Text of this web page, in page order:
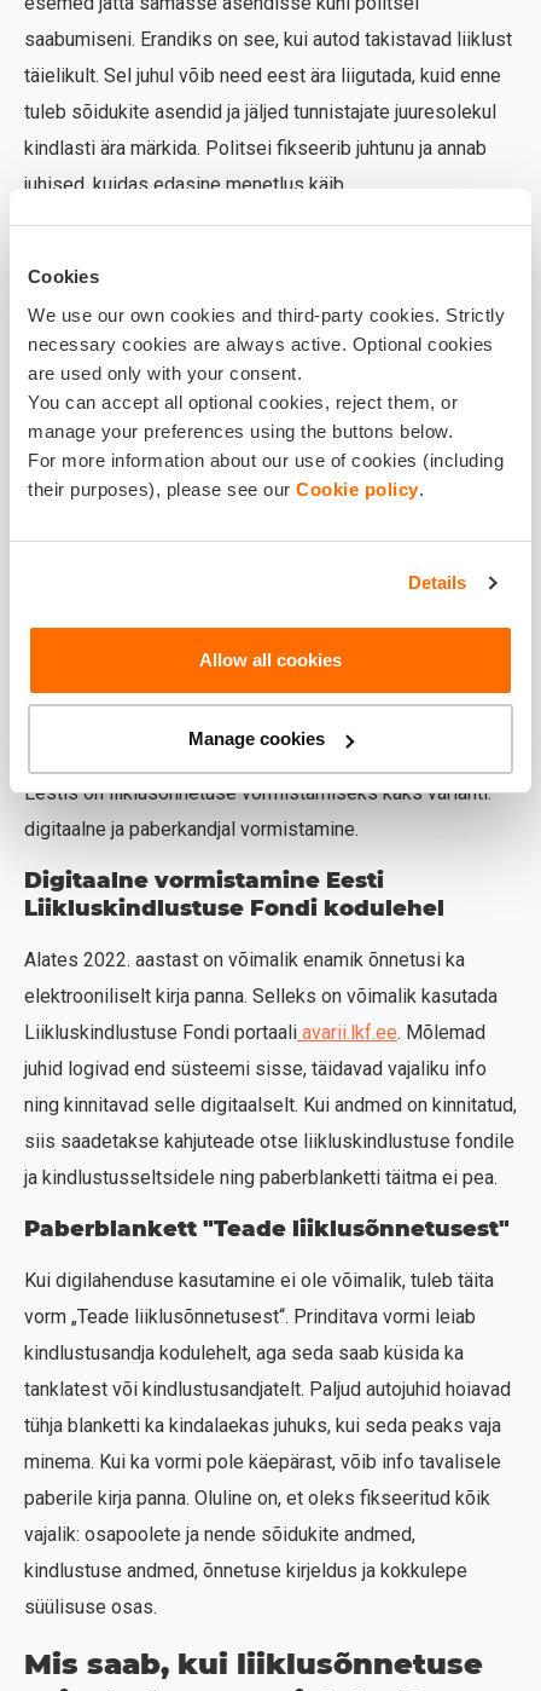
Cookies
We use our own cookies and third-party cookies. Strictly
necessary cookies are always active. Optional cookies
are used only with your consent.
You can accept all optional cookies, reject them, or
manage your preferences using the buttons below.
For more information about our use of cookies (including
their purposes), please see our Cookie policy.
Details
Allow all cookies
Manage cookies
saabumiseni. Erandiks on see, kui autod takistavad liiklust
täielikult. Sel juhul võib need eest ära liigutada, kuid enne
tuleb sõidukite asendid ja jäljed tunnistajate juuresolekul
kindlasti ära märkida. Politsei fikseerib juhtunu ja annab
juhised, kuidas edasine menetlus käib.
osapooltel ise kogu olukord võimalikult täpselt
dokumenteerida. Siin on kõige kindlam ja lihtsam abimees
telefoni kaamera: tee fotosid sõidukite asendist,
nähtavatest kahjustustest, teeoludest, liiklusmärkidest ja
muudest olulistest detailidest. Kui õnnetuses mängisid
Kui juhtunut nägid pealt tunnistajad, tasub küsida ja kirja
Kuidas käib liiklusõnnetuse
vormistamine?
Eestis on liiklusõnnetuse vormistamiseks kaks varianti:
digitaalne ja paberkandjal vormistamine.
Digitaalne vormistamine Eesti
Liikluskindlustuse Fondi kodulehel
Alates 2022. aastast on võimalik enamik õnnetusi ka
elektrooniliselt kirja panna. Selleks on võimalik kasutada
Liikluskindlustuse Fondi portaali avarii.lkf.ee. Mõlemad
juhid logivad end süsteemi sisse, täidavad vajaliku info
ning kinnitavad selle digitaalselt. Kui andmed on kinnitatud,
siis saadetakse kahjuteade otse liikluskindlustuse fondile
ja kindlustusseltsidele ning paberblanketti täitma ei pea.
Paberblankett "Teade liiklusõnnetusest"
Kui digilahenduse kasutamine ei ole võimalik, tuleb täita
vorm „Teade liiklusõnnetusest“. Prinditava vormi leiab
kindlustusandja kodulehelt, aga seda saab küsida ka
tanklatest või kindlustusandjatelt. Paljud autojuhid hoiavad
tühja blanketti ka kindalaekas juhuks, kui seda peaks vaja
minema. Kui ka vormi pole käepärast, võib info tavalisele
paberile kirja panna. Oluline on, et oleks fikseeritud kõik
vajalik: osapoolete ja nende sõidukite andmed,
kindlustuse andmed, õnnetuse kirjeldus ja kokkulepe
süülisuse osas.
Mis saab, kui liiklusõnnetuse